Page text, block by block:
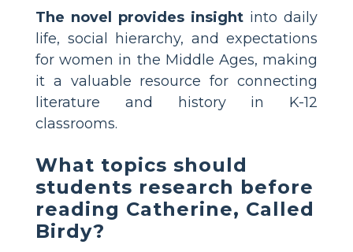
The novel provides insight into daily
life, social hierarchy, and expectations
for women in the Middle Ages, making
it a valuable resource for connecting
literature and history in K-12
classrooms.
What topics should
students research before
reading Catherine, Called
Birdy?